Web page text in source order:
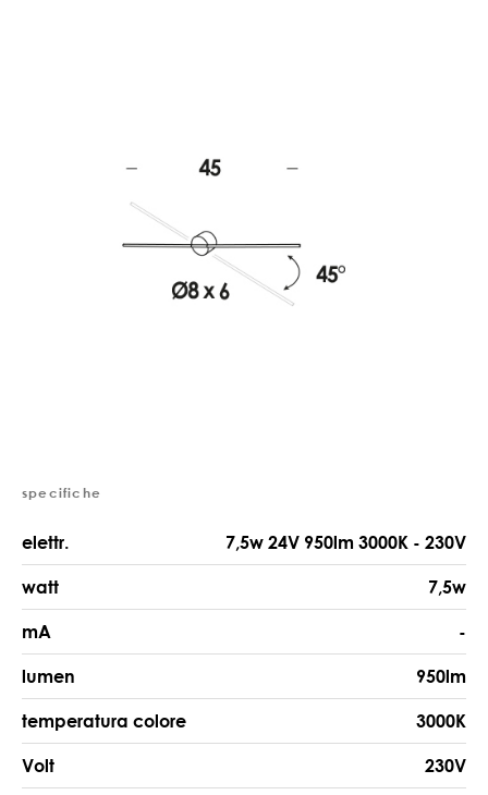
specifiche
elettr. 7,5w 24V 950lm 3000K - 230V
watt 7,5w
mA -
lumen 950lm
temperatura colore 3000K
Volt 230V